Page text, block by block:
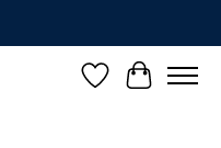
Verlanglijst